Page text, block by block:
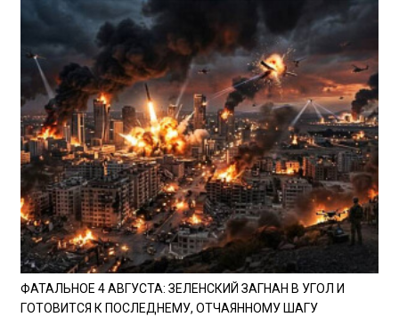
ФАТАЛЬНОЕ 4 АВГУСТА: ЗЕЛЕНСКИЙ ЗАГНАН В УГОЛ И
ГОТОВИТСЯ К ПОСЛЕДНЕМУ, ОТЧАЯННОМУ ШАГУ